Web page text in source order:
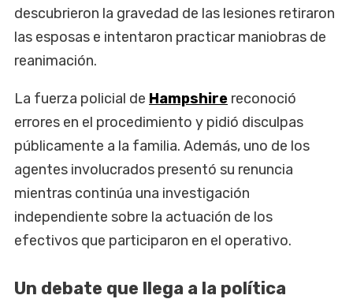
descubrieron la gravedad de las lesiones retiraron
las esposas e intentaron practicar maniobras de
reanimación.
La fuerza policial de Hampshire reconoció
errores en el procedimiento y pidió disculpas
públicamente a la familia. Además, uno de los
agentes involucrados presentó su renuncia
mientras continúa una investigación
independiente sobre la actuación de los
efectivos que participaron en el operativo.
Un debate que llega a la política